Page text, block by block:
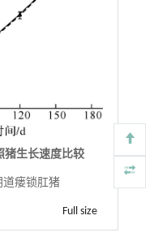
猪生长速度比较
道瘘锁肛猪
Full size